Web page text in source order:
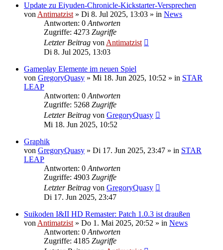
Update zu Eiyuden-Chronicle-Kickstarter-Versprechen
von Antimatzist » Di 8. Jul 2025, 13:03 » in News
Antworten: 0 Antworten
Zugriffe: 4273 Zugriffe
Letzter Beitrag von Antimatzist
Di 8. Jul 2025, 13:03
Gameplay Elemente im neuen Spiel
von GregoryQuasy » Mi 18. Jun 2025, 10:52 » in STAR
LEAP
Antworten: 0 Antworten
Zugriffe: 5268 Zugriffe
Letzter Beitrag von GregoryQuasy
Mi 18. Jun 2025, 10:52
Graphik
von GregoryQuasy » Di 17. Jun 2025, 23:47 » in STAR
LEAP
Antworten: 0 Antworten
Zugriffe: 4903 Zugriffe
Letzter Beitrag von GregoryQuasy
Di 17. Jun 2025, 23:47
Suikoden I&II HD Remaster: Patch 1.0.3 ist draußen
von Antimatzist » Do 1. Mai 2025, 20:52 » in News
Antworten: 0 Antworten
Zugriffe: 4185 Zugriffe